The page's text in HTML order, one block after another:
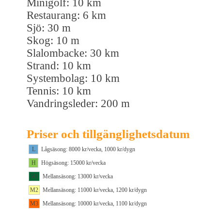
Minigolf: 10 km
Restaurang: 6 km
Sjö: 30 m
Skog: 10 m
Slalombacke: 30 km
Strand: 10 km
Systembolag: 10 km
Tennis: 10 km
Vandringsleder: 200 m
Priser och tillgänglighetsdatum
L
Lågsäsong: 8000 kr/vecka, 1000 kr/dygn
H
Högsäsong: 15000 kr/vecka
M1
Mellansäsong: 13000 kr/vecka
M2
Mellansäsong: 11000 kr/vecka, 1200 kr/dygn
M3
Mellansäsong: 10000 kr/vecka, 1100 kr/dygn